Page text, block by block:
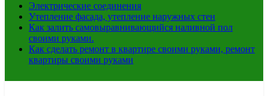
Электрические соединения
Утепление фасада, утепление наружных стен
Как залить самовыравнивающийся наливной пол
своими руками.
Как сделать ремонт в квартире своими руками, ремонт
квартиры своими руками